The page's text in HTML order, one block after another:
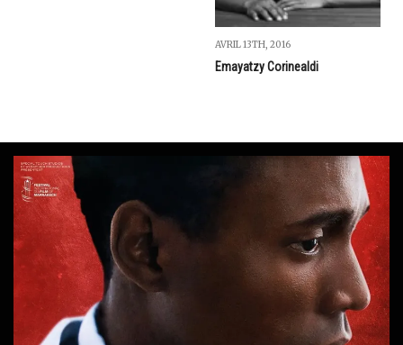
AVRIL 13TH, 2016
Emayatzy Corinealdi